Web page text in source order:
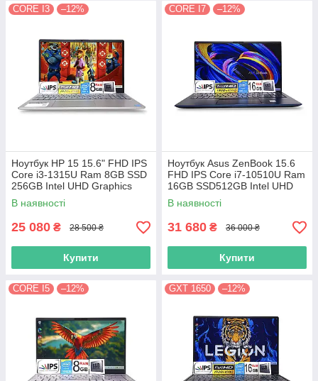
CORE I3 –12%
Ноутбук HP 15 15.6" FHD IPS
Сore i3-1315U Ram 8GB SSD
256GB Intel UHD Graphics
В наявності
25 080 ₴ 28 500 ₴
Купити
CORE I7 –12%
Ноутбук Asus ZenBook 15.6
FHD IPS Core i7-10510U Ram
16GB SSD512GB Intel UHD
Graphics
В наявності
31 680 ₴ 36 000 ₴
Купити
CORE I5 –12% GXT 1650 –12%